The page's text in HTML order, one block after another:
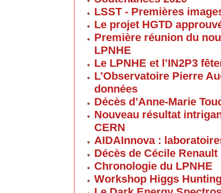
LSST - Premières
Le projet HGTD
Première réunion du
LPNHE
Le LPNHE et l’IN2P3
L’Observatoire Pierre
données
Décès d’Anne-Marie
Nouveau résultat
CERN
AIDAInnova :
Décès de Cécile Renault
Chronologie du LPNHE
Workshop Higgs